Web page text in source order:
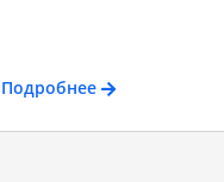
Подробнее